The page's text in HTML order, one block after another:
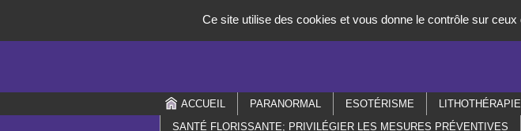
ACCUEIL PARANORMAL ESOTÉRISME LITHOTHÉRAPIE
SANTÉ FLORISSANTE; PRIVILÉGIER LES MESURES PRÉVENTIVES
Ce site utilise des cookies et vous donne le contrôle sur